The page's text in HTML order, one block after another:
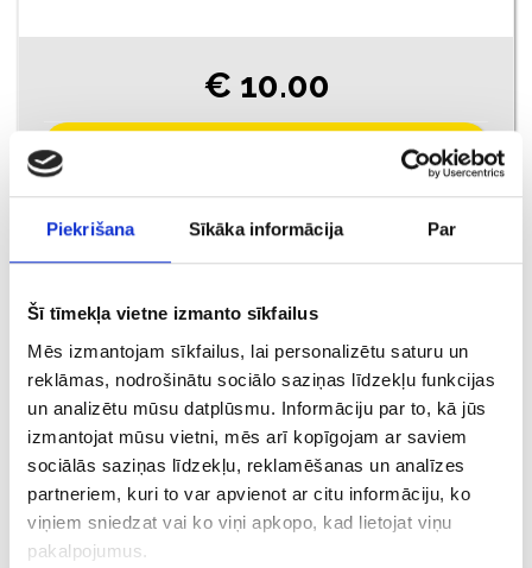
Piekrišana Sīkāka informācija Par
Šī tīmekļa vietne izmanto sīkfailus
Mēs izmantojam sīkfailus, lai personalizētu saturu un
reklāmas, nodrošinātu sociālo saziņas līdzekļu funkcijas
un analizētu mūsu datplūsmu. Informāciju par to, kā jūs
izmantojat mūsu vietni, mēs arī kopīgojam ar saviem
sociālās saziņas līdzekļu, reklamēšanas un analīzes
partneriem, kuri to var apvienot ar citu informāciju, ko
viņiem sniedzat vai ko viņi apkopo, kad lietojat viņu
pakalpojumus.
€ 10.00
€ 8.50